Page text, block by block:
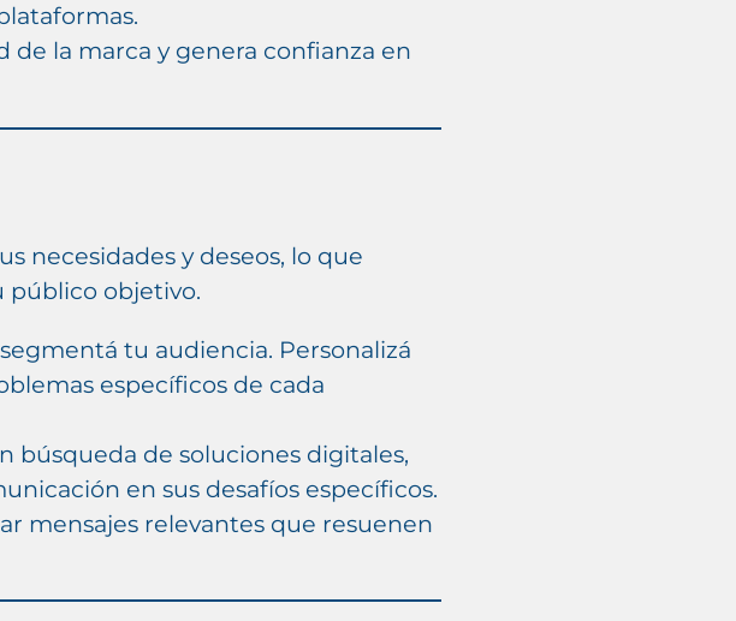
la marca y genera confianza en
necesidades y deseos, lo que
público objetivo.
tu audiencia. Personalizá
específicos de cada
búsqueda de soluciones digitales,
en sus desafíos específicos.
mensajes relevantes que resuenen